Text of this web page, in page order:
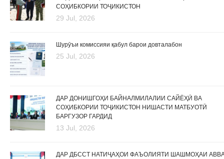
СОҲИБКОРИИ ТОҶИКИСТОН
29 Jul, 2026
Шурӯъи комиссияи қабул барои довталабон
25 Jul, 2026
ДАР ДОНИШГОҲИ БАЙНАЛМИЛАЛИИ САЙЁҲӢ ВА
СОҲИБКОРИИ ТОҶИКИСТОН НИШАСТИ МАТБУОТӢ
БАРГУЗОР ГАРДИД
13 Jul, 2026
ДАР ДБССТ НАТИҶАҲОИ ФАЪОЛИЯТИ ШАШМОҲАИ